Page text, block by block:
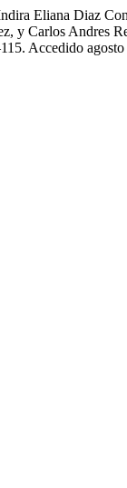
Eliana Diaz
y Carlos
Accedido